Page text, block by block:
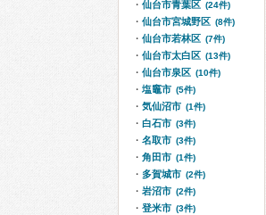
仙台市青葉区 (24件)
仙台市宮城野区 (8件)
仙台市若林区 (7件)
仙台市太白区 (13件)
仙台市泉区 (10件)
塩竈市 (5件)
気仙沼市 (1件)
白石市 (3件)
名取市 (3件)
角田市 (1件)
多賀城市 (2件)
岩沼市 (2件)
登米市 (3件)